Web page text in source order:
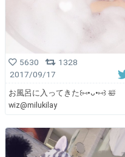
5630
1328
2017/09/17
お風呂に入ってきた꒰⑅•ᴗ•⑅꒱ 🛀
wiz@milukilay